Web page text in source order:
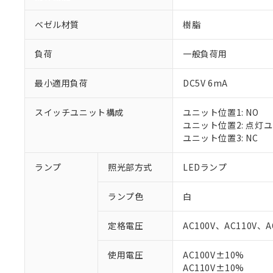
ベゼル材質 樹脂
負荷 一般負荷用
最小適用負荷 DC5V 6mA
スイッチユニット構成
ユニット位置1: NO
ユニット位置2: 点灯
ユニット位置3: NC
ランプ 照光部方式 LEDランプ
ランプ色 白
定格電圧 AC100V、AC110V、
使用電圧
AC100V±10%
AC110V±10%
※1 対応状況